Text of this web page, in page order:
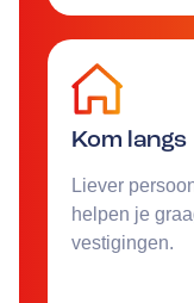
Kom langs
Liever
helpen je
vestigingen.